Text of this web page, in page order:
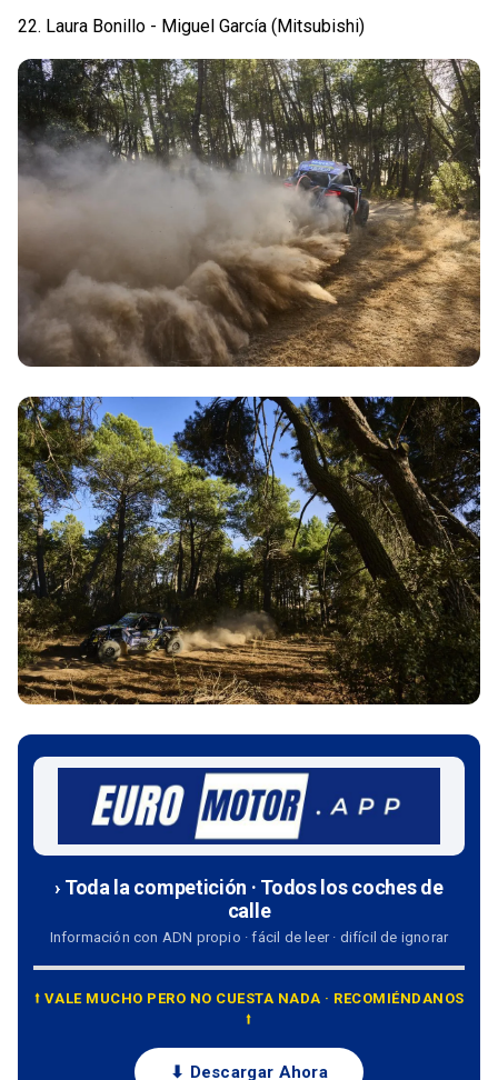
22. Laura Bonillo - Miguel García (Mitsubishi)
› Toda la competición · Todos los coches de
calle
Información con ADN propio · fácil de leer · difícil de ignorar
⭡ VALE MUCHO PERO NO CUESTA NADA · RECOMIÉNDANOS
⭡
⬇ Descargar Ahora